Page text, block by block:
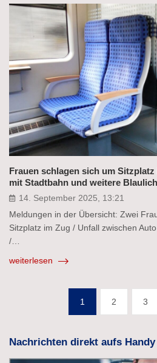
Frauen schlagen sich um
mit Stadtbahn und weitere
14. September 2025, 13:21
Meldungen in der Übersicht: Zwei
Sitzplatz im Zug / Unfall zwischen
/…
weiterlesen
Seitennummerierung
Beiträge
1 2 3
Nachrichten direkt aufs Handy